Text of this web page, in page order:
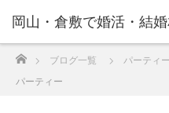
岡山・倉敷で婚活・結
の豊富なNPO法人・和(
ブログ一覧 パーティ
パーティー